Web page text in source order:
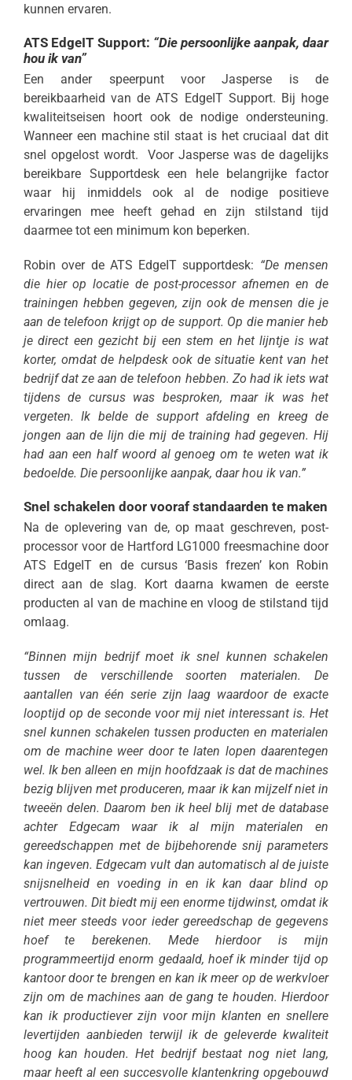
kunnen ervaren.
ATS EdgeIT Support: “Die persoonlijke aanpak, daar
hou ik van”
Een ander speerpunt voor Jasperse is de
bereikbaarheid van de ATS EdgeIT Support. Bij hoge
kwaliteitseisen hoort ook de nodige ondersteuning.
Wanneer een machine stil staat is het cruciaal dat dit
snel opgelost wordt. Voor Jasperse was de dagelijks
bereikbare Supportdesk een hele belangrijke factor
waar hij inmiddels ook al de nodige positieve
ervaringen mee heeft gehad en zijn stilstand tijd
daarmee tot een minimum kon beperken.
Robin over de ATS EdgeIT supportdesk: “De mensen
die hier op locatie de post-processor afnemen en de
trainingen hebben gegeven, zijn ook de mensen die je
aan de telefoon krijgt op de support. Op die manier heb
je direct een gezicht bij een stem en het lijntje is wat
korter, omdat de helpdesk ook de situatie kent van het
bedrijf dat ze aan de telefoon hebben. Zo had ik iets wat
tijdens de cursus was besproken, maar ik was het
vergeten. Ik belde de support afdeling en kreeg de
jongen aan de lijn die mij de training had gegeven. Hij
had aan een half woord al genoeg om te weten wat ik
bedoelde. Die persoonlijke aanpak, daar hou ik van.”
Snel schakelen door vooraf standaarden te maken
Na de oplevering van de, op maat geschreven, post-
processor voor de Hartford LG1000 freesmachine door
ATS EdgeIT en de cursus ‘Basis frezen’ kon Robin
direct aan de slag. Kort daarna kwamen de eerste
producten al van de machine en vloog de stilstand tijd
omlaag.
“Binnen mijn bedrijf moet ik snel kunnen schakelen
tussen de verschillende soorten materialen. De
aantallen van één serie zijn laag waardoor de exacte
looptijd op de seconde voor mij niet interessant is. Het
snel kunnen schakelen tussen producten en materialen
om de machine weer door te laten lopen daarentegen
wel. Ik ben alleen en mijn hoofdzaak is dat de machines
bezig blijven met produceren, maar ik kan mijzelf niet in
tweeën delen. Daarom ben ik heel blij met de database
achter Edgecam waar ik al mijn materialen en
gereedschappen met de bijbehorende snij parameters
kan ingeven. Edgecam vult dan automatisch al de juiste
snijsnelheid en voeding in en ik kan daar blind op
vertrouwen. Dit biedt mij een enorme tijdwinst, omdat ik
niet meer steeds voor ieder gereedschap de gegevens
hoef te berekenen. Mede hierdoor is mijn
programmeertijd enorm gedaald, hoef ik minder tijd op
kantoor door te brengen en kan ik meer op de werkvloer
zijn om de machines aan de gang te houden. Hierdoor
kan ik productiever zijn voor mijn klanten en snellere
levertijden aanbieden terwijl ik de geleverde kwaliteit
hoog kan houden. Het bedrijf bestaat nog niet lang,
maar heeft al een succesvolle klantenkring opgebouwd